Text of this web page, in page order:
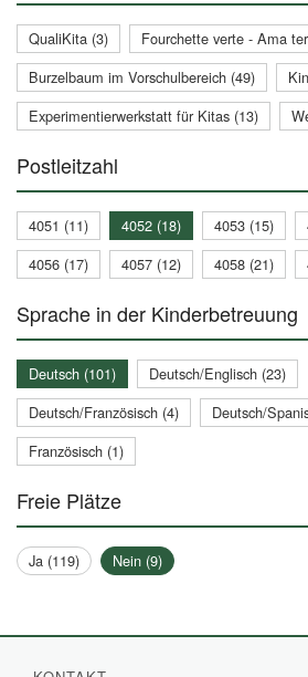
QualiKita (3)
Fourchette verte - Ama
Burzelbaum im Vorschulbereich (49)
Experimentierwerkstatt für Kitas (13)
Postleitzahl
4051 (11) 4052 (18) 4053 (15)
4056 (17)
4057 (12) 4058 (21)
Sprache in der Kinderbetreuung
Deutsch (101)
Deutsch/Englisch (23)
Deutsch/Französisch (4)
Deutsch/
Französisch (1)
Freie Plätze
Ja (119) Nein (9)